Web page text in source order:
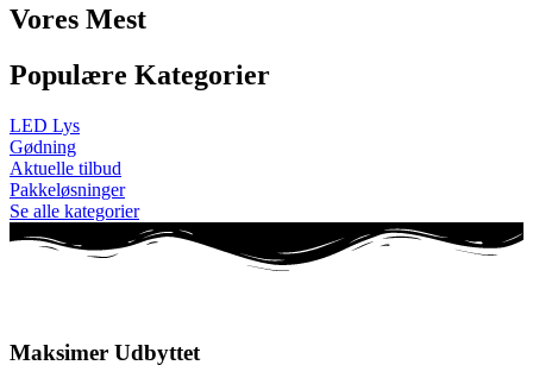
Vores Mest
Populære Kategorier
LED Lys
Gødning
Aktuelle tilbud
Pakkeløsninger
Se alle kategorier
Maksimer Udbyttet